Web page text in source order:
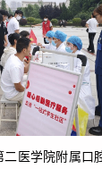
医学院附属口